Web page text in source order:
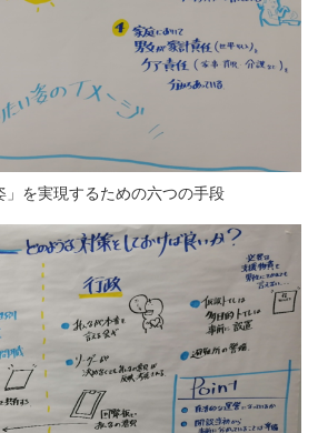
」を実現するための六つの手段